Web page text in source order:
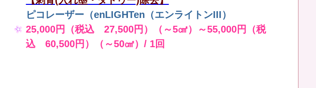
ピコレーザー（enLIGHTen（エンライトンIII）
25,000円（税込 27,500円）（～5㎠）～55,000円（税
込 60,500円）（～50㎠）/ 1回